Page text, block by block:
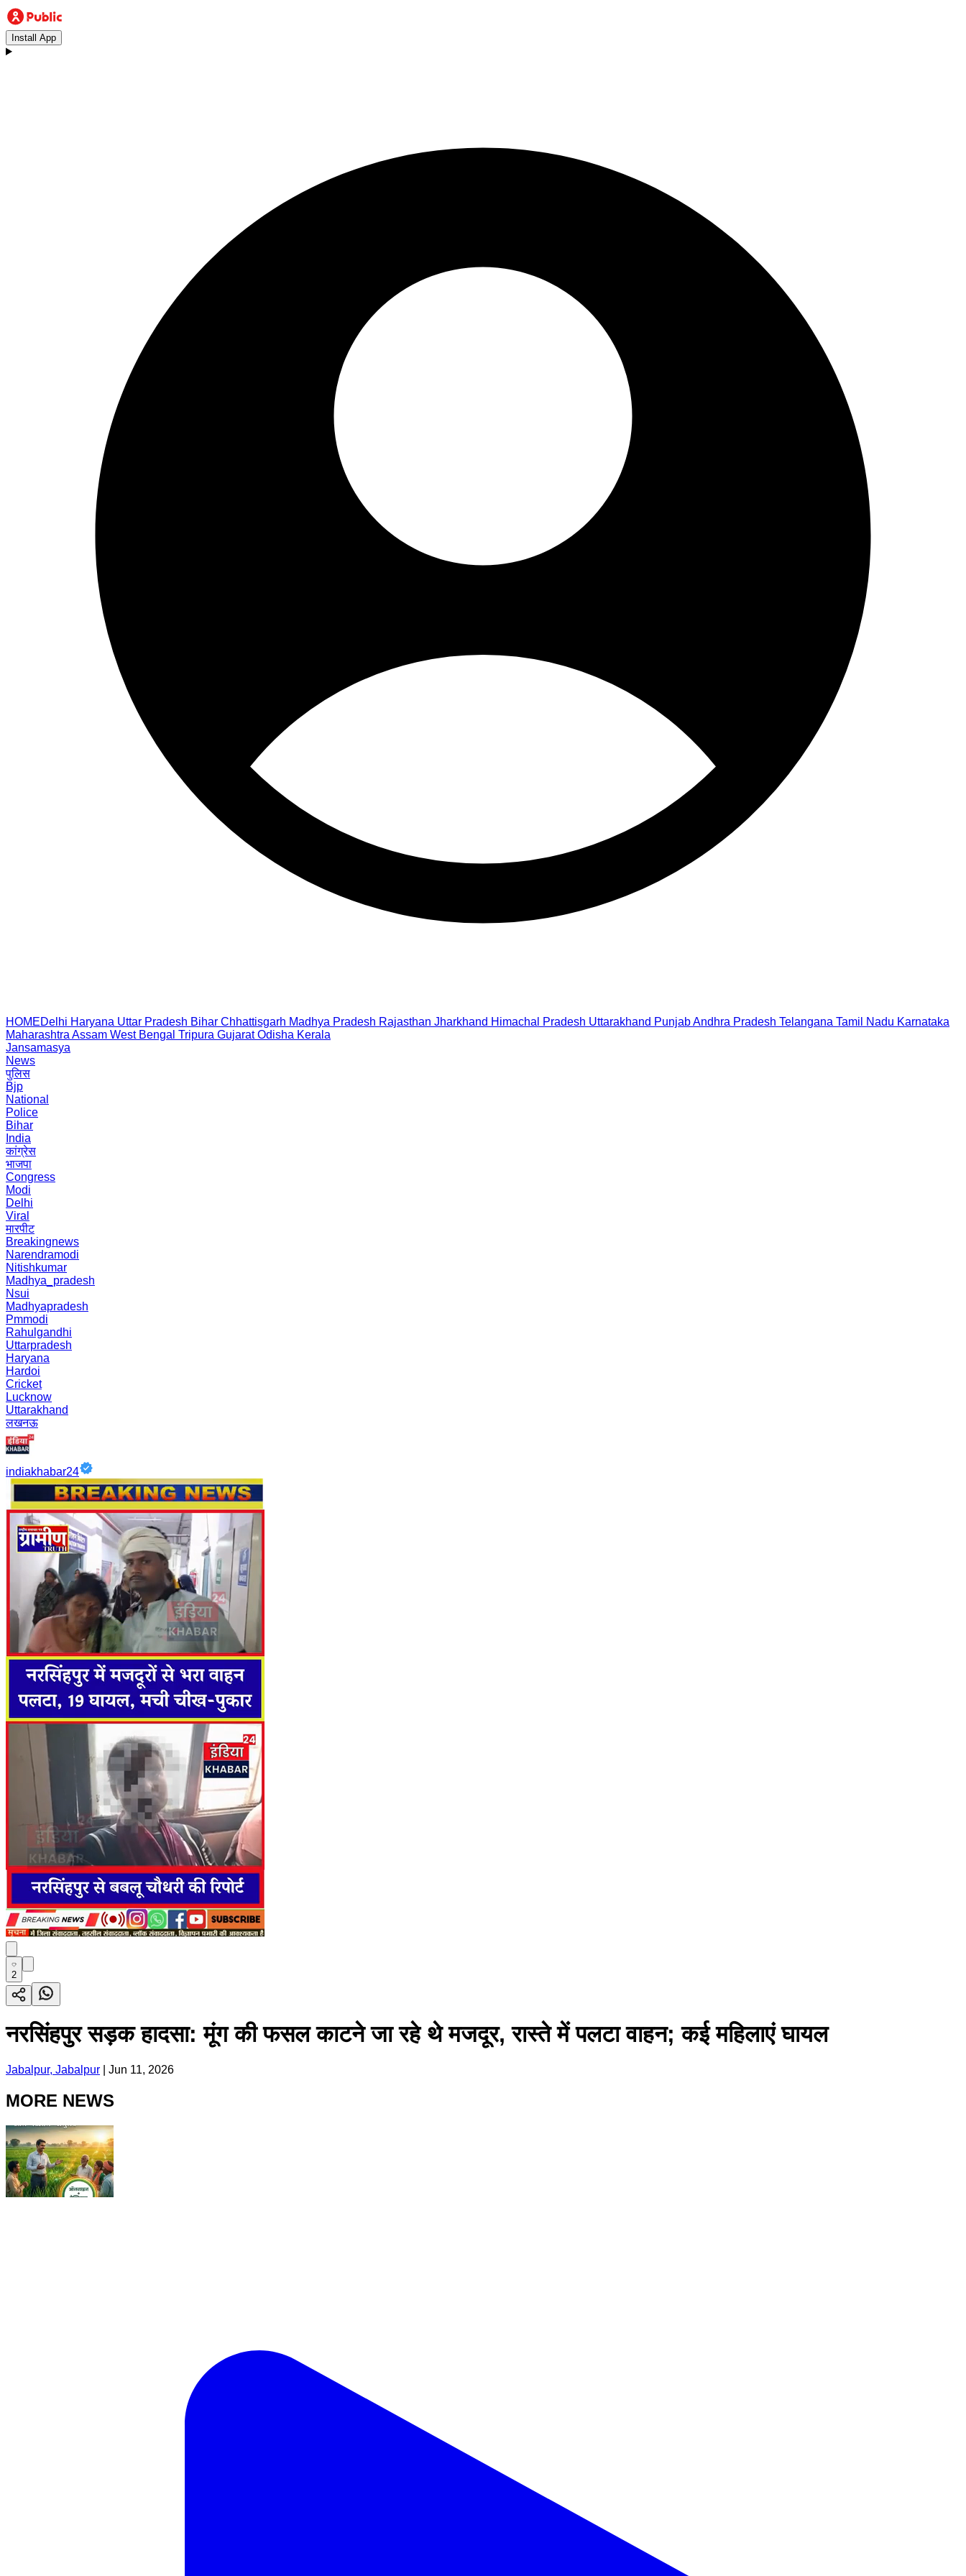
Install App
HOMEDelhi Haryana Uttar Pradesh Bihar Chhattisgarh Madhya Pradesh Rajasthan Jharkhand Himachal Pradesh Uttarakhand PunjabAndhra Pradesh Telangana Tamil Nadu Karnataka
Maharashtra Assam West Bengal Tripura Gujarat Odisha Kerala
Jansamasya
News
पुलिस
Bjp
National
Police
Bihar
India
कांग्रेस
भाजपा
Congress
Modi
Delhi
Viral
मारपीट
Breakingnews
Narendramodi
Nitishkumar
Madhya_pradesh
Nsui
Madhyapradesh
Pmmodi
Rahulgandhi
Uttarpradesh
Haryana
Hardoi
Cricket
Lucknow
Uttarakhand
लखनऊ
indiakhabar24
2
नरसिंहपुर सड़क हादसा: मूंग की फसल काटने जा रहे थे मजदूर, रास्ते में पलटा वाहन; कई महिलाएं घायल
Jabalpur, Jabalpur Jun 11, 2026
MORE NEWS